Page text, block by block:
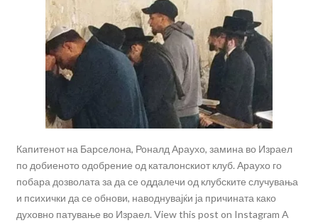
Капитенот на Барселона, Роналд Араухо, замина во Израел
по добиеното одобрение од каталонскиот клуб. Араухо го
побара дозволата за да се оддалечи од клубските случувања
и психички да се обнови, наводнувајќи ја причината како
духовно патување во Израел. View this post on Instagram A